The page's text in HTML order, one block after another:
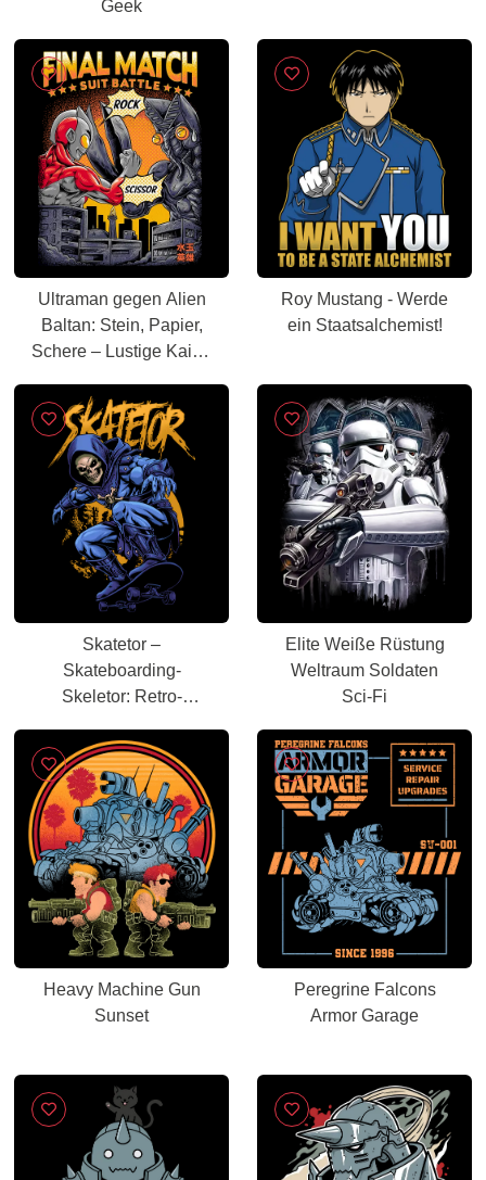
Geek
Ultraman gegen Alien
Baltan: Stein, Papier,
Schere – Lustige Kaiju-
Roy Mustang - Werde
ein Staatsalchemist!
Skatetor –
Skateboarding-
Skeletor: Retro-
Elite Weiße Rüstung
Weltraum Soldaten
Sci-Fi
Heavy Machine Gun
Sunset
Peregrine Falcons
Armor Garage